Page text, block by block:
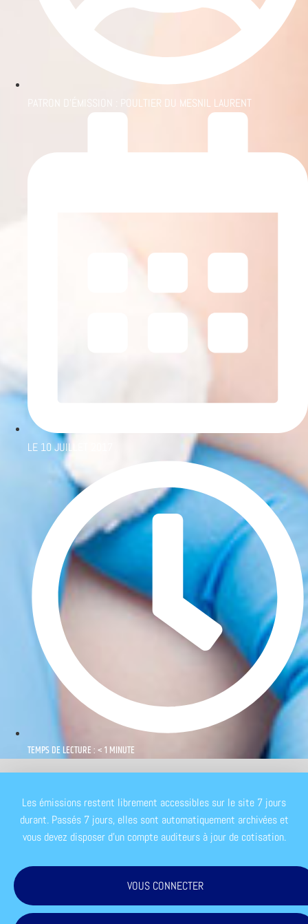
PATRON D'ÉMISSION : POULTIER DU MESNIL LAURENT
LE 10 JUILLET 2017
TEMPS DE LECTURE : < 1 MINUTE
Les émissions restent librement accessibles sur le site 7 jours
durant. Passés 7 jours, elles sont automatiquement archivées et
vous devez disposer d'un compte auditeurs à jour de cotisation.
VOUS CONNECTER